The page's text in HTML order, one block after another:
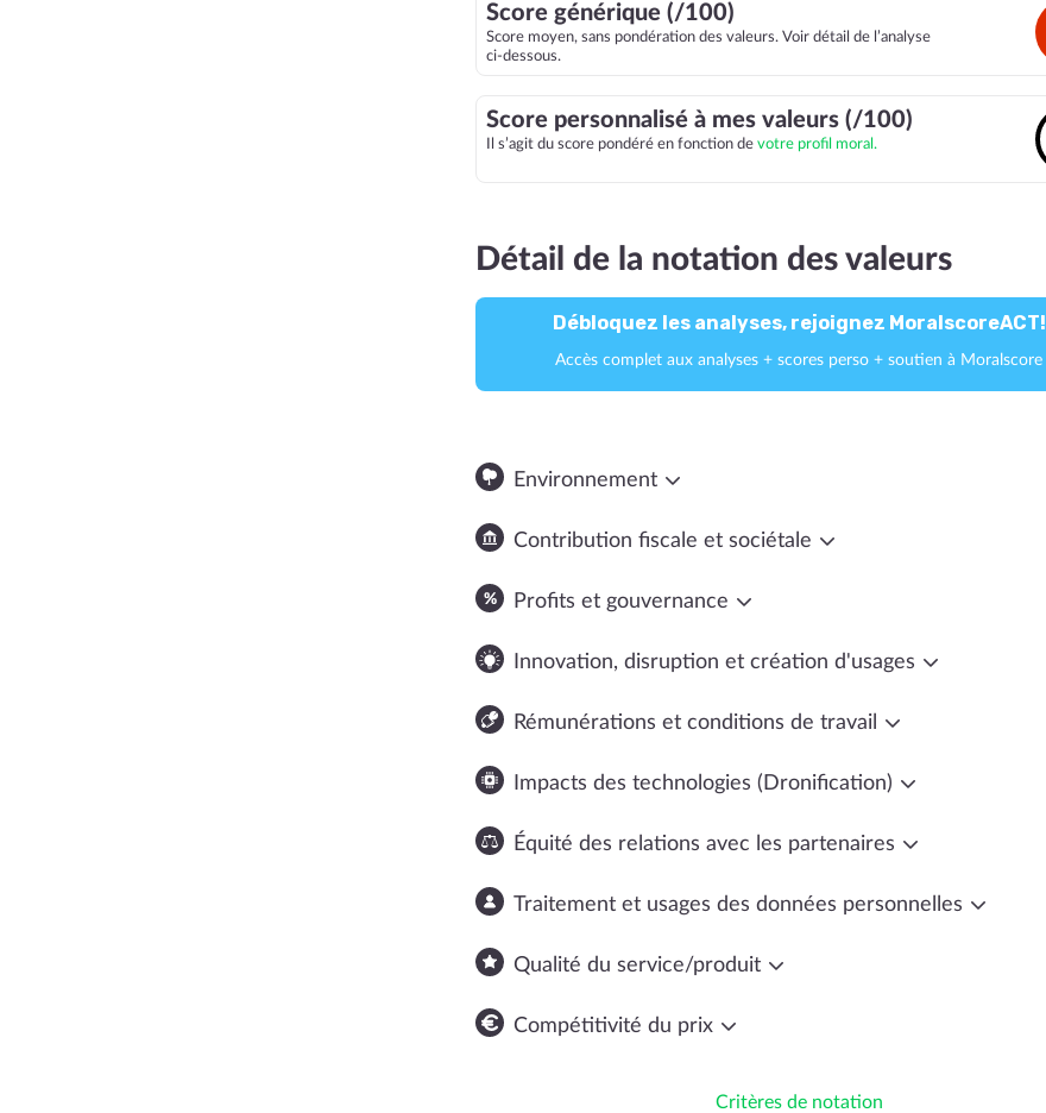
Score générique (/100)
Score moyen, sans pondération des valeurs. Voir détail de l’analyse
ci-dessous.
Score personnalisé à mes valeurs (/100)
Il s’agit du score pondéré en fonction de votre profil moral.
Détail de la notation des valeurs
Débloquez les analyses, rejoignez MoralscoreACT!
Accès complet aux analyses + scores perso + soutien à Moralscore
Environnement
Contribution fiscale et sociétale
Profits et gouvernance
Innovation, disruption et création d'usages
Rémunérations et conditions de travail
Impacts des technologies (Dronification)
Équité des relations avec les partenaires
Traitement et usages des données personnelles
Qualité du service/produit
Compétitivité du prix
Critères de notation
1